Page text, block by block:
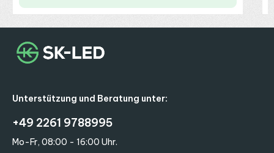
Unterstützung und Beratung unter:
+49 2261 9788995
Mo-Fr, 08:00 - 16:00 Uhr.